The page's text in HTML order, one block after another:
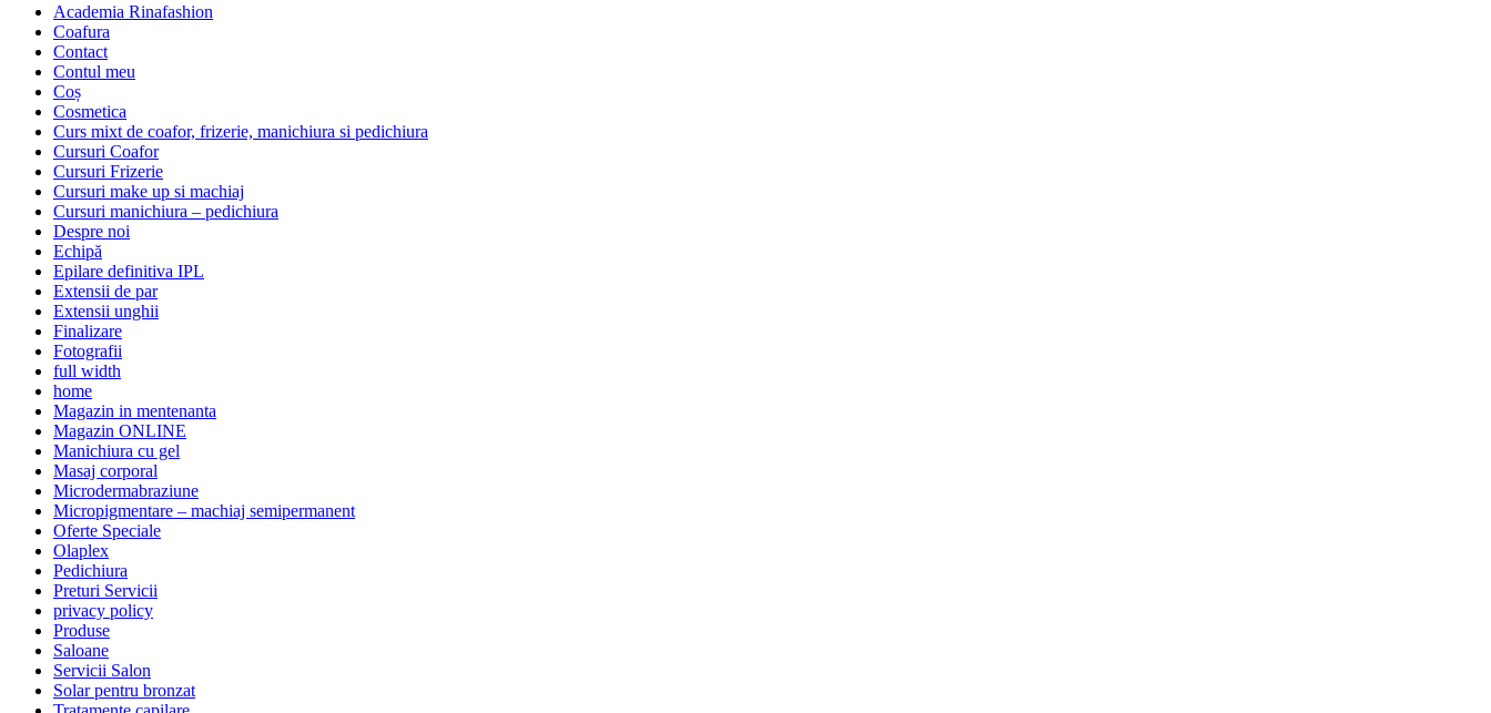
Academia Rinafashion
Coafura
Contact
Contul meu
Coș
Cosmetica
Curs mixt de coafor, frizerie, manichiura si pedichiura
Cursuri Coafor
Cursuri Frizerie
Cursuri make up si machiaj
Cursuri manichiura – pedichiura
Despre noi
Echipă
Epilare definitiva IPL
Extensii de par
Extensii unghii
Finalizare
Fotografii
full width
home
Magazin in mentenanta
Magazin ONLINE
Manichiura cu gel
Masaj corporal
Microdermabraziune
Micropigmentare – machiaj semipermanent
Oferte Speciale
Olaplex
Pedichiura
Preturi Servicii
privacy policy
Produse
Saloane
Servicii Salon
Solar pentru bronzat